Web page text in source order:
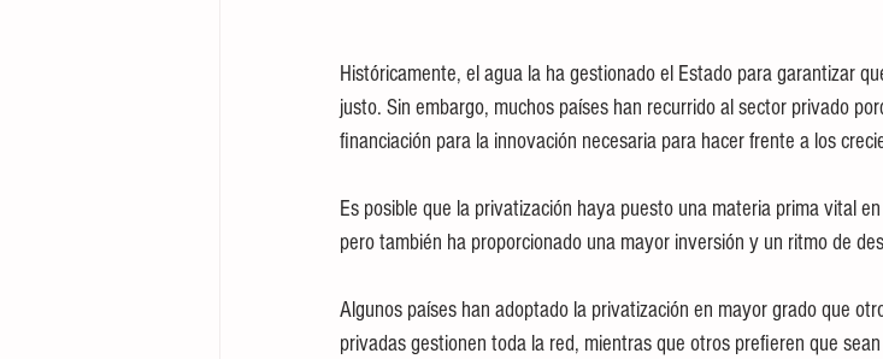
Históricamente, el agua la ha gestionado el Estado para garantizar
justo. Sin embargo, muchos países han recurrido al sector privado
financiación para la innovación necesaria para hacer frente a los
Es posible que la privatización haya puesto una materia prima vital
pero también ha proporcionado una mayor inversión y un ritmo de
Algunos países han adoptado la privatización en mayor grado que
privadas gestionen toda la red, mientras que otros prefieren que